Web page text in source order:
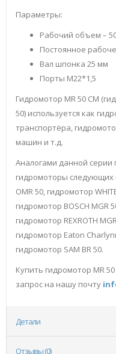
Параметры:
Рабочий объем –
Постоянное
Вал шпонка 25 мм
Порты М22*1,5
Гидромотор MR 50 CM
50) используется как
транспортёра,
машин и т.д.
Аналогами данной серии
гидромоторы следующих
OMR 50, гидромотор
гидромотор BOSCH MGR
гидромотор REXROTH
гидромотор Eaton
гидромотор SAM BR 50.
Купить гидромотор MR
запрос на нашу почту
Детали
Отзывы (0)